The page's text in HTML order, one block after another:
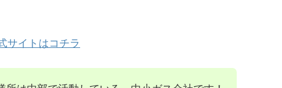
サイトはコチラ